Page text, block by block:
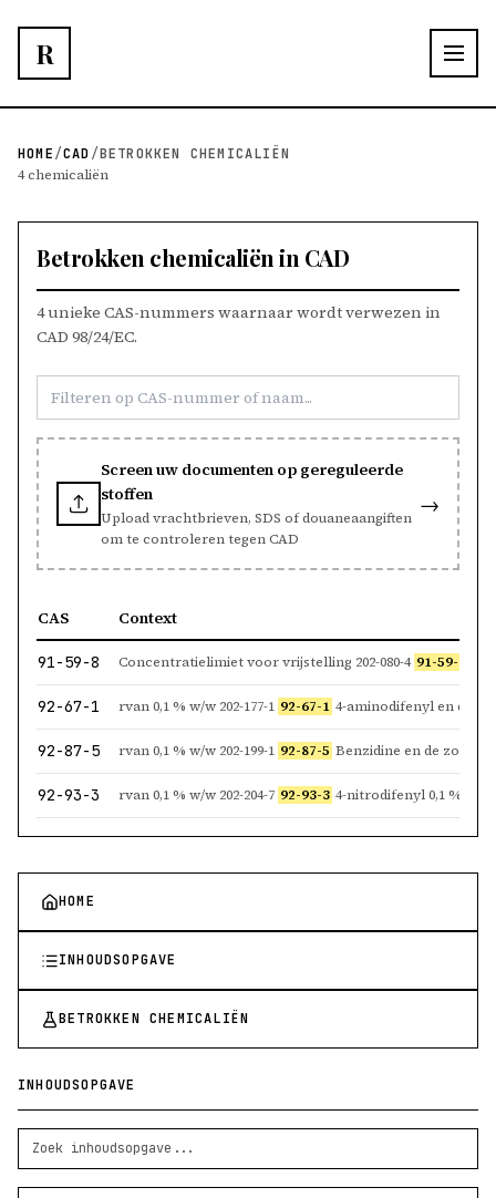
R
HOME/CAD/BETROKKEN CHEMICALIËN
4 chemicaliën
HOME
INHOUDSOPGAVE
BETROKKEN CHEMICALIËN
INHOUDSOPGAVE
Betrokken chemicaliën in CAD
4 unieke CAS-nummers waarnaar wordt verwezen in
CAD 98/24/EC.
Screen uw documenten op gereguleerde
stoffen
Upload vrachtbrieven, SDS of douaneaangiften
om te controleren tegen CAD
→
CAS Context
91-59-8 Concentratielimiet voor vrijstelling 202-080-4 91-59-8
92-67-1 rvan 0,1 % w/w 202-177-1 92-67-1 4-aminodifenyl en de zouten daarvan
92-87-5 rvan 0,1 % w/w 202-199-1 92-87-5 Benzidine en de zouten daarvan
92-93-3 rvan 0,1 % w/w 202-204-7 92-93-3 4-nitrodifenyl 0,1 % w/w